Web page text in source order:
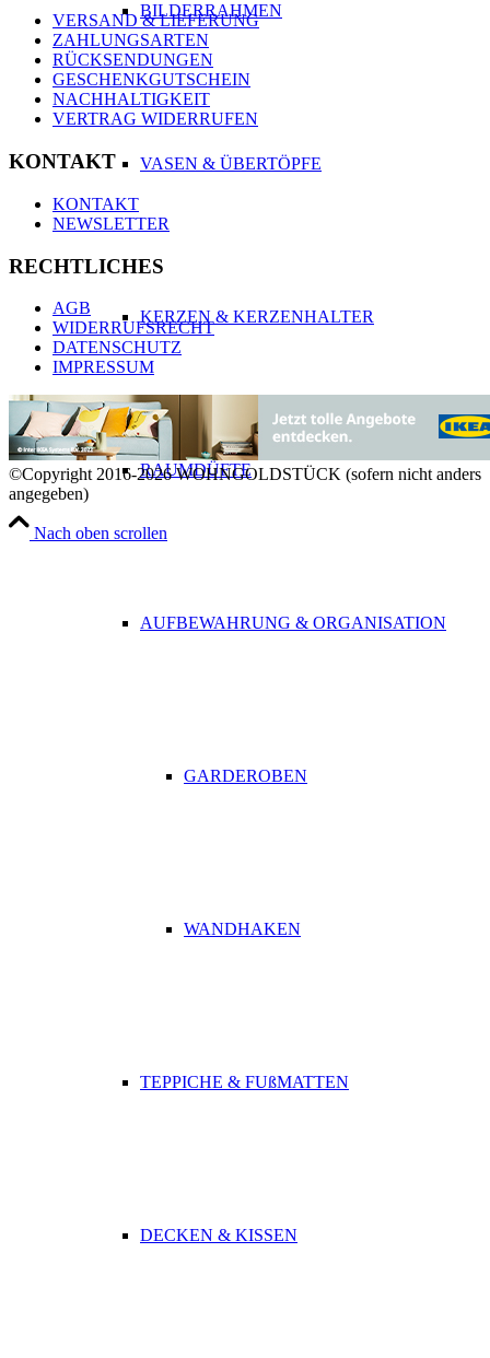
BILDERRAHMEN
VASEN & ÜBERTÖPFE
KERZEN & KERZENHALTER
RAUMDÜFTE
AUFBEWAHRUNG & ORGANISATION
GARDEROBEN
WANDHAKEN
TEPPICHE & FUßMATTEN
DECKEN & KISSEN
VERSAND & LIEFERUNG
ZAHLUNGSARTEN
RÜCKSENDUNGEN
GESCHENKGUTSCHEIN
NACHHALTIGKEIT
VERTRAG WIDERRUFEN
KONTAKT
KONTAKT
NEWSLETTER
RECHTLICHES
AGB
WIDERRUFSRECHT
DATENSCHUTZ
IMPRESSUM
©Copyright 2016-2026 WOHNGOLDSTÜCK (sofern nicht anders
angegeben)
Nach oben scrollen